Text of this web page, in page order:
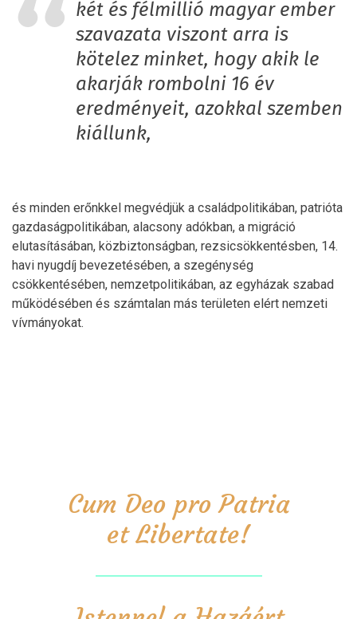
két és félmillió magyar ember
szavazata viszont arra is
kötelez minket, hogy akik le
akarják rombolni 16 év
eredményeit, azokkal szemben
kiállunk,
és minden erőnkkel megvédjük a családpolitikában, patrióta
gazdaságpolitikában, alacsony adókban, a migráció
elutasításában, közbiztonságban, rezsicsökkentésben, 14.
havi nyugdíj bevezetésében, a szegénység
csökkentésében, nemzetpolitikában, az egyházak szabad
működésében és számtalan más területen elért nemzeti
vívmányokat.
Cum Deo pro Patria
et Libertate!